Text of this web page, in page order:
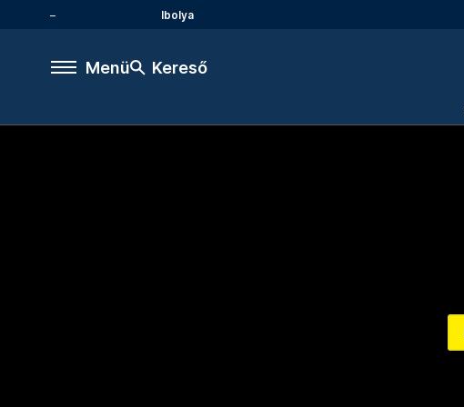
Ibolya
Menü Kereső